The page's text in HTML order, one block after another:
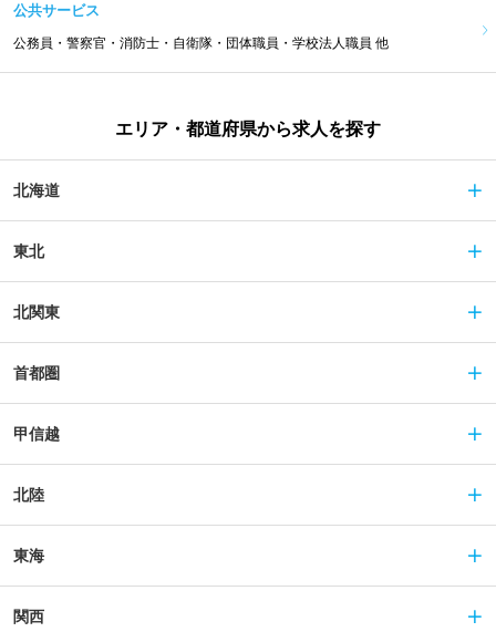
公共サービス
公務員・警察官・消防士・自衛隊・団体職員・学校法人職員 他
エリア・都道府県から求人を探す
北海道
東北
北関東
首都圏
甲信越
北陸
東海
関西